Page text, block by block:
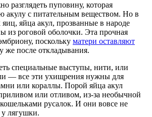
разглядеть пуповину, которая
акулу с питательным веществом. Но в
яйца акул, прозванные в народе
из роговой оболочки. Эта прочная
поскольку матери оставляют
же после откладывания.
специальные выступы, нити, или
— все эти ухищрения нужны для
или кораллы. Порой яйца акул
или отливом, из-за необычной
русалок. И они вовсе не
лягушки.